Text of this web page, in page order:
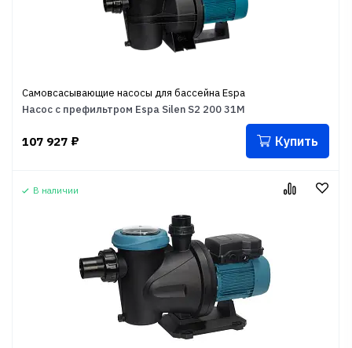
Самовсасывающие насосы для бассейна Espa
Насос с префильтром Espa Silen S2 200 31M
107 927 ₽ Купить
В наличии